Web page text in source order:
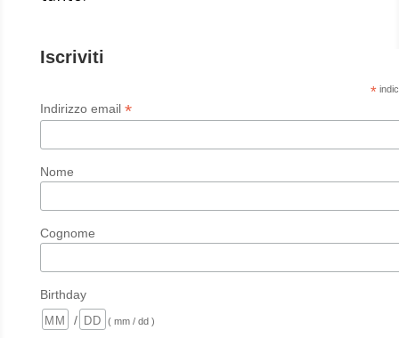
Iscriviti
*
Indirizzo email *
Nome
Cognome
Birthday
/
( mm / dd )